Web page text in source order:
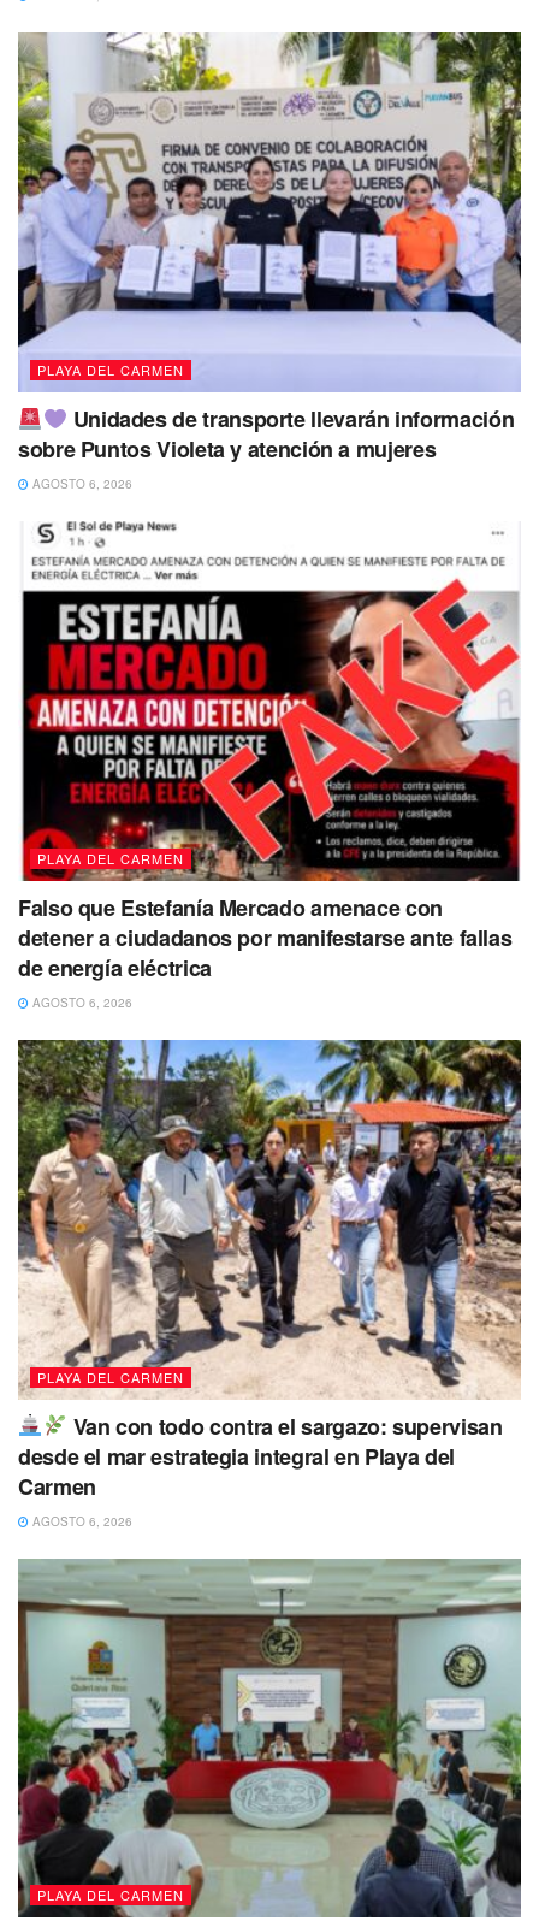
Destacaron que el turno de la tarde de lunes, miércoles y
viernes son los que más afluencia presentan y añadió que
de continuar la tendencia se abrirán más cursos deportivos
para toda la familia y pusieron a disposición el número
9841283890whatsapp para recibir mayores datos sobre
los programas, los objetivos y sus bondades.
Las actividades son familiares
Tags: Playa del Carmen
PLAYA DEL CARMEN
Unidades de transporte llevarán información
sobre Puntos Violeta y atención a mujeres
AGOSTO 6, 2026
PLAYA DEL CARMEN
Falso que Estefanía Mercado amenace con
detener a ciudadanos por manifestarse ante fallas
de energía eléctrica
AGOSTO 6, 2026
PLAYA DEL CARMEN
Van con todo contra el sargazo: supervisan
desde el mar estrategia integral en Playa del
Carmen
AGOSTO 6, 2026
PLAYA DEL CARMEN